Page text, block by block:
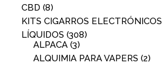
CBD (8)
KITS CIGARROS ELECTRÓNICOS
LÍQUIDOS (308)
ALPACA (3)
ALQUIMIA PARA VAPERS (2)